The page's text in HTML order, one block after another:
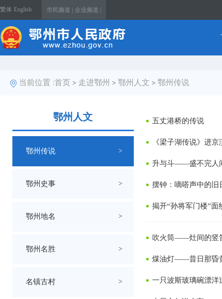
繁体 English 市民频道 | 企业频道 |
当前位置 :首页 > 走进鄂州 > 鄂州人文 > 鄂州传说
鄂州人文
鄂州传说 >
鄂州史事 >
鄂州地名 >
鄂州名胜 >
名镇古村 >
五丈港桥的传说
《梁子湖传说》进
升与斗——盛不完人
摆钟：嘀嗒声中的旧
揭开“孙将军门楼”面
吹火筒——灶间的竖
煤油灯——昔日那昏
一只波斯玻璃碗漂洋